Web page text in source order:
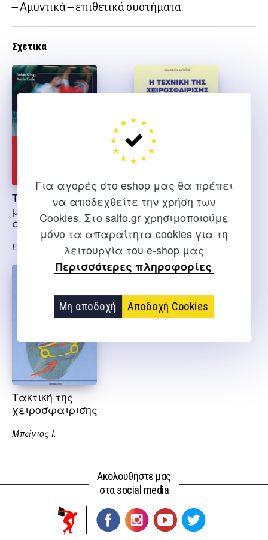
Για αγορές στο eshop μας θα πρέπει
να αποδεχθείτε την χρήση των
Cookies. Στο salto.gr χρησιμοποιούμε
μόνο τα απαραίτητα cookies για τη
λειτουργία του e-shop μας
Περισσότερες πληροφορίες
Μη αποδοχή Αποδοχή Cookies
– Αμυντικά – επιθετικά συστήματα.
Σχετικα
Το χάντμπωλ στο
μάθημα της φυσικής
αγωγής
Eisele A., Konig S.
Η τεχνική της
χειροσφαίρισης
Μπάγιος Ι.
Τακτική της
χειροσφαιρισης
Μπάγιος Ι.
Ακολουθήστε μας
στα social media